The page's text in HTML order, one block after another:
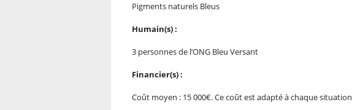
Pigments naturels Bleus
Humain(s) :
3 personnes de l’ONG Bleu Versant
Financier(s) :
Coût moyen : 15 000€. Ce coût est adapté à chaque situation